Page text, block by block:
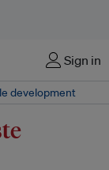
Sign in
development